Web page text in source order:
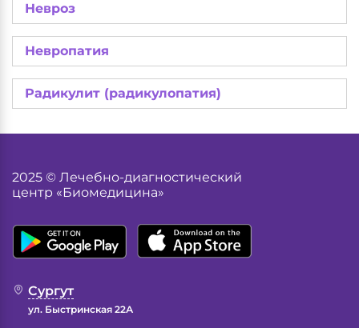
Невроз
Невропатия
Радикулит (радикулопатия)
2025 © Лечебно-диагностический
центр «Биомедицина»
Сургут
ул. Быстринская 22А